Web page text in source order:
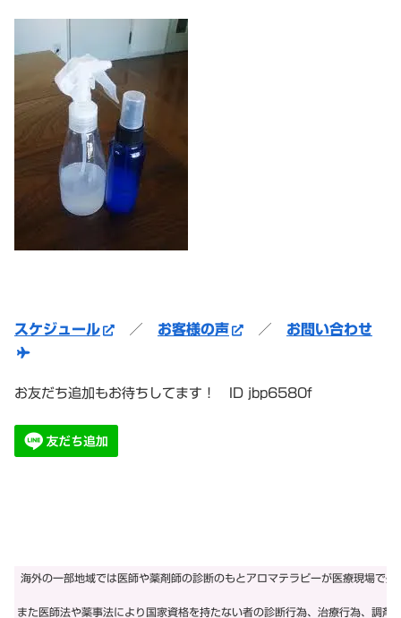
スケジュール ／ お客様の声 ／ お問い合わせ
お友だち追加もお待ちしてます！ ID jbp6580f
海外の一部地域では医師や薬剤師の診断のもとアロマテラピーが医療現場で
また医師法や薬事法により国家資格を持たない者の診断行為、治療行為、調剤